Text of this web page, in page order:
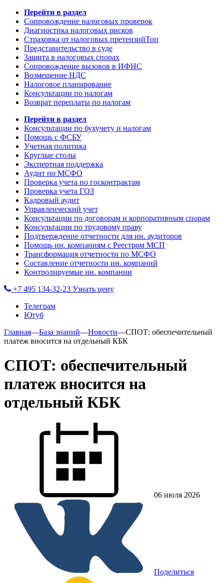
Перейти в раздел
Сопровождение налоговых проверок
Диагностика налоговых рисков
Страховка от налоговых претензийТоп
Представительство в суде
Защита в налоговых спорах
Сопровождение вызовов в ИФНС
Возмещение НДС
Налоговое планирование
Консультации по налогам
Возврат переплаты по налогам
Перейти в раздел
Консультации по бухучету и налогам
Помощь с ФСБУ
Учетная политика
Круглые столы
Экспертная поддержка
Аудит по МСФО
Проверка учета по госконтрактам
Проверка учета ГОЗ
Кадровый аудит
Управленческий учет
Консультации по договорам и корпоративным спорам
Консультации по трудовому праву
Подтверждение отчетности для ин. аудиторов
Помощь ин. компаниям с Реестром МСП
Трансформация отчетности по МСФО
Составление отчетности ин. компаний
Контролируемые ин. компании
+7 495 134-32-23 Узнать цену
Телеграм
Ютуб
Главная—База знаний—Новости—СПОТ: обеспечительный
платеж вносится на отдельный КБК
СПОТ: обеспечительный
платеж вносится на
отдельный КБК
06 июля 2026
Поделиться